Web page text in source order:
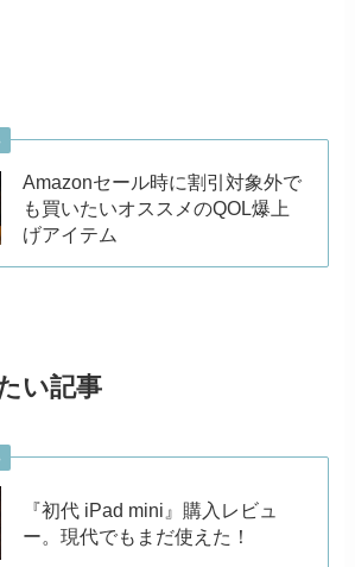
Amazonセール時に割引対象外で
も買いたいオススメのQOL爆上
げアイテム
い記事
『初代 iPad mini』購入レビュ
ー。現代でもまだ使えた！